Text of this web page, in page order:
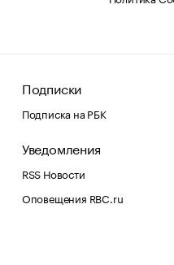
Подписки
Подписка на РБК
Уведомления
RSS Новости
Оповещения RBC.ru